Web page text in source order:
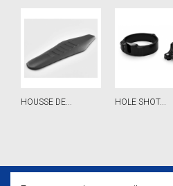
HOUSSE DE... HOLE SHOT...